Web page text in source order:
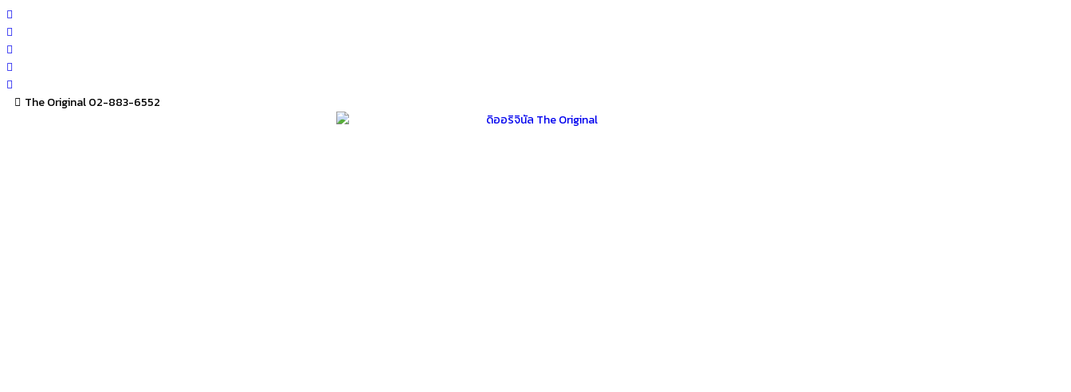
Skip
to
content
The Original 02-883-6552